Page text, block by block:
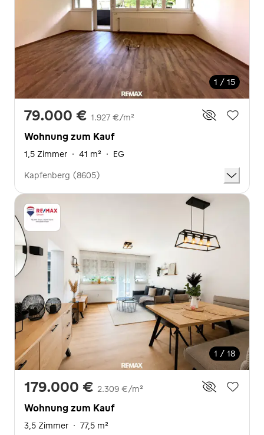
1 / 15
79.000 € 1.927 €/m²
Wohnung zum Kauf
1,5 Zimmer · 41 m² · EG
Kapfenberg (8605)
1 / 18
179.000 € 2.309 €/m²
Wohnung zum Kauf
3,5 Zimmer · 77,5 m²